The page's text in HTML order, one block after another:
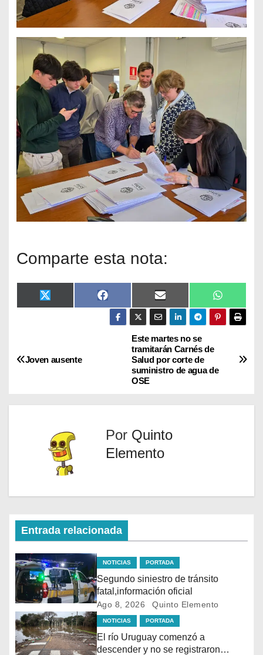
Comparte esta nota:
X
(
t
e
F
a
e
E
m
i
l
W
h
t
Este martes no se
tramitarán Carnés de
Salud por corte de
suministro de agua de
OSE
Joven ausente
Por Quinto
Elemento
Entrada relacionada
NOTICIAS PORTADA
Segundo siniestro de tránsito
fatal,información oficial
Ago 8, 2026 Quinto Elemento
NOTICIAS PORTADA
El río Uruguay comenzó a
descender y no se registraron